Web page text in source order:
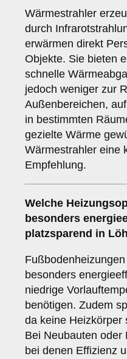
Wärmestrahler
durch
erwärmen direkt
Objekte. Sie bieten
schnelle
jedoch weniger zur
Außenbereichen,
in bestimmten
gezielte Wärme
Wärmestrahler eine
Empfehlung.
Welche
besonders
platzsparend in
besonders
niedrige
benötigen. Zudem
da keine Heizkörper
Bei Neubauten oder
bei denen Effizienz